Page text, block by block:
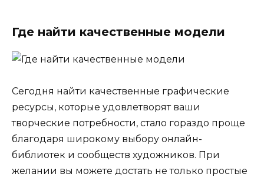
Где найти качественные модели
Сегодня найти качественные графические
ресурсы, которые удовлетворят ваши
творческие потребности, стало гораздо проще
благодаря широкому выбору онлайн-
библиотек и сообществ художников. При
желании вы можете достать не только простые